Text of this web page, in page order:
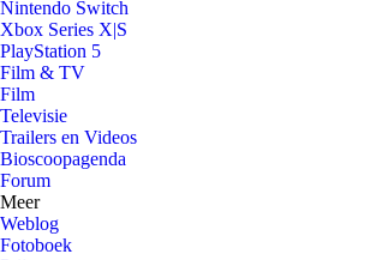
Nintendo Switch
Xbox Series X|S
PlayStation 5
Film & TV
Film
Televisie
Trailers en Videos
Bioscoopagenda
Forum
Meer
Weblog
Fotoboek